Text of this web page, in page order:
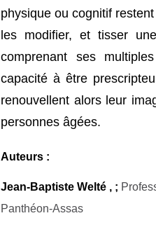
physique ou cognitif
les modifier, et tisser
comprenant ses
capacité à être
renouvellent alors leur
personnes âgées.
Auteurs :
Jean-Baptiste Welté , ;
Panthéon-Assas